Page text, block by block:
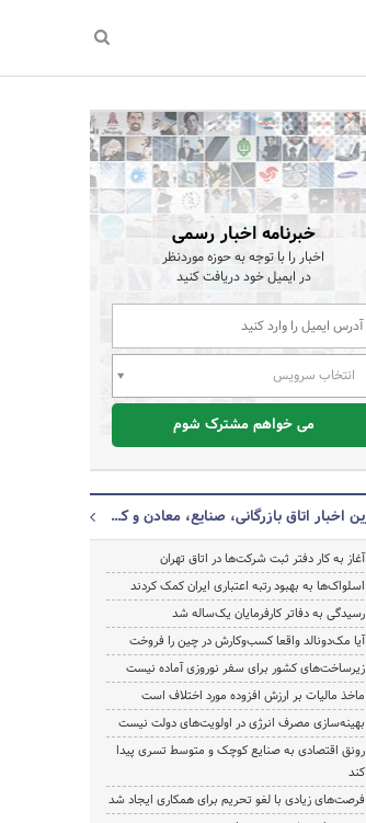
خبرنامه اخبار رسمی
اخبار را با توجه به حوزه موردنظر
در ایمیل خود دریافت کنید
انتخاب سرویس
می خواهم مشترک شوم
آخرین اخبار اتاق بازرگانی، صنایع، معادن و کشاورزی تهران
آغاز به کار دفتر ثبت شرکت‌ها در اتاق تهران
اسلواک‌ها به بهبود رتبه اعتباری ایران کمک کردند
رسیدگی به دفاتر کارفرمایان یک‌ساله شد
آیا مک‌دونالد واقعا کسب‌وکارش در چین را فروخت
زیرساخت‌های کشور برای سفر نوروزی آماده نیست
ماخذ مالیات بر ارزش افزوده مورد اختلاف است
بهینه‌سازی مصرف انرژی در اولویت‌های دولت نیست
رونق اقتصادی به صنایع کوچک و متوسط تسری پیدا
کند
فرصت‌های زیادی با لغو تحریم‌ برای همکاری ایجاد شد